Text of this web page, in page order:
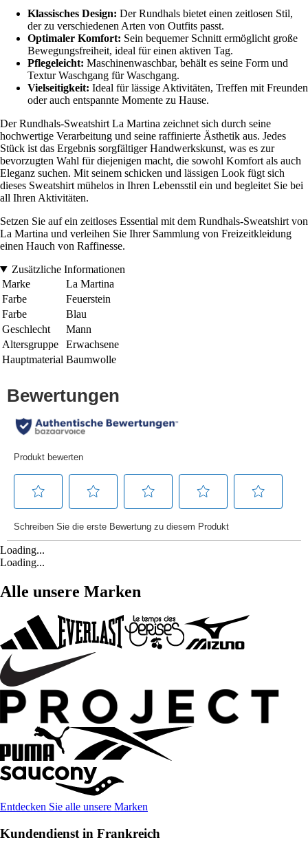
Klassisches Design: Der Rundhals bietet einen zeitlosen Stil,
der zu verschiedenen Arten von Outfits passt.
Optimaler Komfort: Sein bequemer Schnitt ermöglicht große
Bewegungsfreiheit, ideal für einen aktiven Tag.
Pflegeleicht: Maschinenwaschbar, behält es seine Form und
Textur Waschgang für Waschgang.
Vielseitigkeit: Ideal für lässige Aktivitäten, Treffen mit Freunden
oder auch entspannte Momente zu Hause.
Der Rundhals-Sweatshirt La Martina zeichnet sich durch seine
hochwertige Verarbeitung und seine raffinierte Ästhetik aus. Jedes
Stück ist das Ergebnis sorgfältiger Handwerkskunst, was es zur
bevorzugten Wahl für diejenigen macht, die sowohl Komfort als auch
Eleganz suchen. Mit seinem schicken und lässigen Look fügt sich
dieses Sweatshirt mühelos in Ihren Lebensstil ein und begleitet Sie bei
all Ihren Aktivitäten.
Setzen Sie auf ein zeitloses Essential mit dem Rundhals-Sweatshirt von
La Martina und verleihen Sie Ihrer Sammlung von Freizeitkleidung
einen Hauch von Raffinesse.
Zusätzliche Informationen
Marke
La Martina
Farbe
Feuerstein
Farbe
Blau
Geschlecht
Mann
Altersgruppe
Erwachsene
Hauptmaterial Baumwolle
Loading...
Loading...
Alle unsere Marken
Entdecken Sie alle unsere Marken
Kundendienst in Frankreich